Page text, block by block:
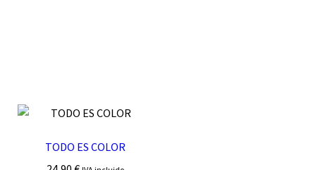
TODO ES COLOR